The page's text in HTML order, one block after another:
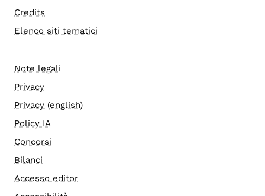
Credits
Elenco siti tematici
Note legali
Privacy
Privacy (english)
Policy IA
Concorsi
Bilanci
Accesso editor